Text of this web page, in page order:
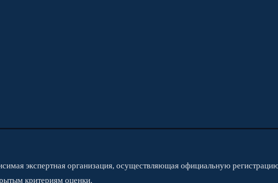
экспертная организация, осуществляющая официальную
критериям оценки.